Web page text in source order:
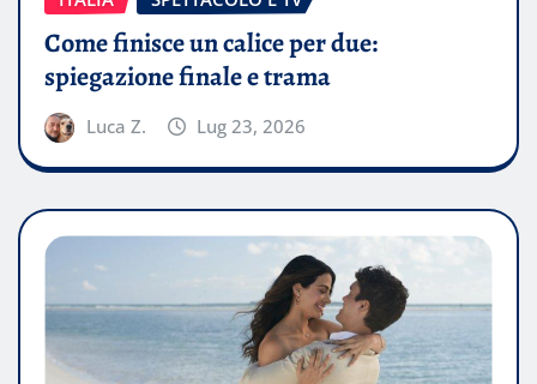
Come finisce un calice per due:
spiegazione finale e trama
Luca Z. Lug 23, 2026